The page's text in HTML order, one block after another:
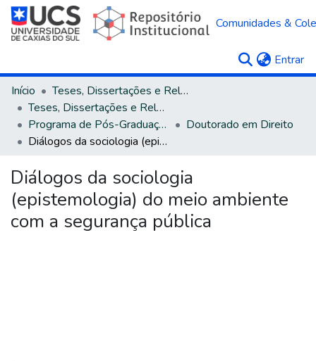
Comunidades &
Entrar
Início
Teses, Dissertações e Relatórios
Teses, Dissertações e Relatórios defendidos na UCS
Programa de Pós-Graduação em Direito
Doutorado em Direito
Diálogos da sociologia (epistemologia) do meio ambiente com a segurança pública
Diálogos da sociologia
(epistemologia) do meio ambiente
com a segurança pública